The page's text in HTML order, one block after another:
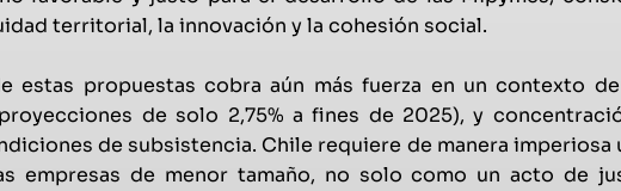
territorial, la innovación y la cohesión social.
estas propuestas cobra aún más fuerza en un contexto
de solo 2,75% a fines de 2025), y
de subsistencia. Chile requiere de manera
empresas de menor tamaño, no solo como un acto de